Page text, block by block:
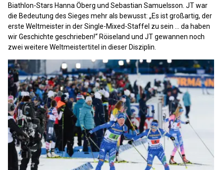
Biathlon-Stars Hanna Öberg und Sebastian Samuelsson. JT war
die Bedeutung des Sieges mehr als bewusst: „Es ist großartig, der
erste Weltmeister in der Single-Mixed-Staffel zu sein ... da haben
wir Geschichte geschrieben!“ Röiseland und JT gewannen noch
zwei weitere Weltmeistertitel in dieser Disziplin.